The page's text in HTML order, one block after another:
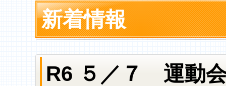
新着情報
R6 ５／７ 運動